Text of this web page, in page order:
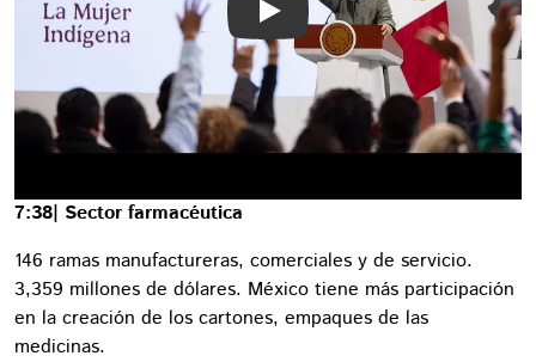
Play
7:38| Sector farmacéutica
146 ramas manufactureras, comerciales y de servicio.
3,359 millones de dólares. México tiene más participación
en la creación de los cartones, empaques de las
medicinas.